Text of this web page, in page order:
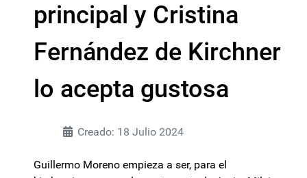
principal y Cristina
Fernández de Kirchner
lo acepta gustosa
Creado: 18 Julio 2024
Guillermo Moreno empieza a ser, para el